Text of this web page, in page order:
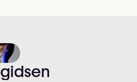
gidsen